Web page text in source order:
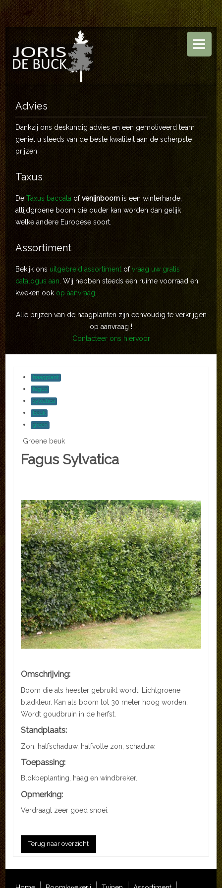
HOME
BOOMKWEKERIJ
TUINEN
ASSORTIMENT
CONTACT
Advies
Dankzij ons deskundig advies en een gemotiveerd team
geniet u steeds van de beste kwaliteit aan de scherpste
prijzen
Taxus
DeTaxus baccata ofvenijnboom is een winterharde,
altijdgroene boom die ouder kan worden dan gelijk
welke andere Europese soort.
Assortiment
Bekijk ons uitgebreid assortiment ofvraag uw gratis
catalogus aan . Wij hebben steeds een ruime voorraad en
kweken ook op aanvraag
Alle prijzen van de haagplanten zijn eenvoudig te verkrijgen
op aanvraag !
Contacteer ons hiervoor
haagplant
fagus
sylvatica
beuk
groen
Groene beuk
Fagus Sylvatica
Omschrijving:
Boom die als heester gebruikt wordt. Lichtgroene
bladkleur. Kan als boom tot 30 meter hoog worden.
Wordt goudbruin in de herfst.
Standplaats:
Zon, halfschaduw, halfvolle zon, schaduw.
Toepassing:
Blokbeplanting, haag en windbreker.
Opmerking:
Verdraagt zeer goed snoei.
Terug naar overzicht